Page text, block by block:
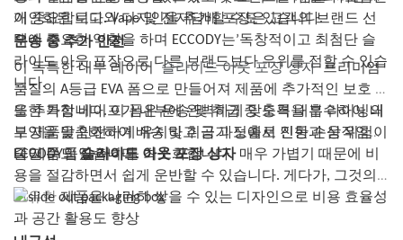
으로 나누어 펜, 메모장, 클립 등 필요한 물건들을 정리해 넣으세요.
박스 외부에 작은 고리나 클립을 달아 열쇠나 다른 물건들을 걸어둘
수도 있습니다. 이 실용적인 DIY 프로젝트는 정리 정돈에 도움을 줄
뿐만 아니라 작업 공간에 개성을 더해줄 것입니다.
식물 지지대
시가 상자를 재활용하여 실내 식물에 스타일리시한 새 화분을 선물
해 보세요. 먼저 상자 뚜껑에 작은 화분이 들어갈 만큼 구멍을 뚫습
니다. 그런 다음 식물의 분위기에 어울리는 디자인으로 상자를 칠하
거나 장식해 보세요. 화분을 상자 안에 넣고 뚜껑의 구멍에 꼭 맞게
들어가도록 합니다. 흙을 넣고 식물을 심으면 완성! 집안 어느 방에
나 싱그러운 초록빛을 더해줄 독특하고 눈길을 사로잡는 화분이 탄
생합니다.
하는 적절한 포장을 제공하지 않으면 사업에 심각한 법적 책임이 발
생할 수 있습니다. 어린이 보호용 봉투로 업그레이드하면 이러한 위
험을 크게 줄이고 잠재적인 소송이나 막대한 법적 분쟁으로부터 회
사를 보호할 수 있습니다.
어린이 보호용 봉투는 어린이가 내용물에 접근하지 못하도록 특별
히 설계되어 전자담배를 더욱 안전하게 보호합니다. 이러한 추가적
인 안전 장치는 어린이가 실수로 삼켰을 경우 발생할 수 있는 법적
책임으로부터 사업체를 보호하고 제품 안전에 대한 귀사의 노력을
보여주는 데 도움이 됩니다.
브랜드 이미지 향상
전자담배 포장을 어린이 보호용 봉투로 업그레이드하면 브랜드 이
미지와 평판을 향상시키는 데 도움이 될 수 있습니다. 소비자들은 제
어린이 보호 포장
어린이 보호 포장은 어린이 안전 설계를 한 단계 더 발전시켜 어린이
가 내용물에 접근하기 더욱 어렵게 만드는 추가적인 기능이나 메커
니즘을 통합한 것입니다. 이러한 유형의 포장은 섭취하거나 부적절
하게 다룰 경우 위험도가 높은 제품에 주로 사용됩니다.
어린이 보호 포장은 어린이가 열기 어렵게 만드는 데 중점을 두는 반
면, 어린이가 어른의 도움 없이 잠금을 해제하거나 접근하는 것이 사
실상 불가능하도록 설계되었습니다. 어린이 보호 포장의 일반적인
예로는 약병의 누르고 돌리는 뚜껑, 서랍 잠금 장치의 슬라이딩 메커
니즘, 캐비닛 문에 있는 퍼즐처럼 맞물리는 걸쇠 등이 있습니다.
어린이 보호 포장의 주된 목적은 삼키거나 오용할 경우 심각한 위험
을 초래할 수 있는 제품에 추가적인 안전성을 제공하는 것입니다. 첨
단 잠금 장치나 정교한 디자인을 적용한 어린이 보호 포장은 어린이
개인화된 로고와 디자인을 추가할 수도 있습니다.
이 중요합니다. Vape 및 전자담배 포장은 고객의 브랜드 선
택에 중요한 역할을 하며 ECCODY는’독창적이고 최첨단 슬
라이드 아웃 포장으로 다른 브랜드보다 우위를 점할 수 있습
니다.
운송 중 추가 안전
이 독특한 내부 레이어슬라이드 아웃 포장 상자프리미엄
품질의 A등급 EVA 폼으로 만들어져 제품에 추가적인 보호 층
을 추가합니다. 이 폼은 운송 및 취급 중 충격을 흡수하여 내
부 제품을 안전하게 유지하고 공기 노출로 인한 손상 위험이
나 제품 품질 저하를 최소화합니다.
또한 특정 베이프가 내부에 완벽하게 맞도록 내부 라이닝의
모양을 맞춤화하여 배송 및 취급 과정에서 진동과 움직임을
줄일 수도 있습니다.
ECCODY의슬라이드 아웃 포장 상자 매우 가볍기 때문에 비
용을 절감하면서 쉽게 운반할 수 있습니다. 게다가, 그것의
고유한제품을 나란히 쌓을 수 있는 디자인으로 비용 효율성
과 공간 활용도 향상